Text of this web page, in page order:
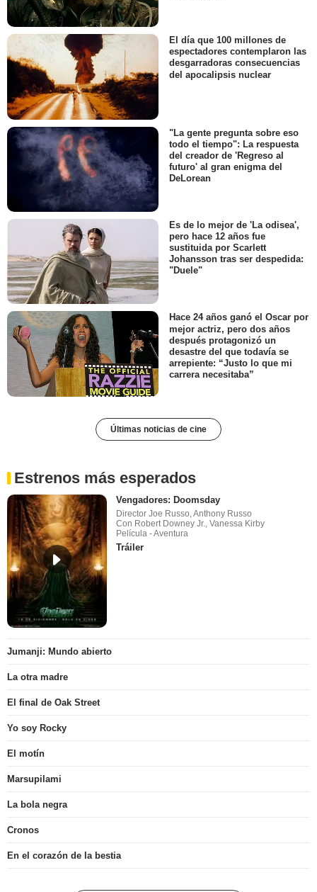
El día que 100 millones de
espectadores contemplaron las
desgarradoras consecuencias
del apocalipsis nuclear
"La gente pregunta sobre eso
todo el tiempo": La respuesta
del creador de 'Regreso al
futuro' al gran enigma del
DeLorean
Es de lo mejor de 'La odisea',
pero hace 12 años fue
sustituida por Scarlett
Johansson tras ser despedida:
"Duele"
Hace 24 años ganó el Oscar por
mejor actriz, pero dos años
después protagonizó un
desastre del que todavía se
arrepiente: “Justo lo que mi
carrera necesitaba”
Últimas noticias de cine
Estrenos más esperados
Vengadores: Doomsday
Director Joe Russo, Anthony Russo
Con Robert Downey Jr., Vanessa Kirby
Película - Aventura
Tráiler
Jumanji: Mundo abierto
La otra madre
El final de Oak Street
Yo soy Rocky
El motín
Marsupilami
La bola negra
Cronos
En el corazón de la bestia